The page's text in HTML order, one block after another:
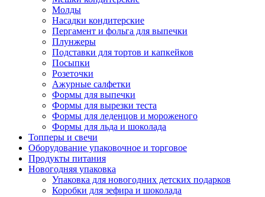
Молды
Насадки кондитерские
Пергамент и фольга для выпечки
Плунжеры
Подставки для тортов и капкейков
Посыпки
Розеточки
Ажурные салфетки
Формы для выпечки
Формы для вырезки теста
Формы для леденцов и мороженого
Формы для льда и шоколада
Топперы и свечи
Оборудование упаковочное и торговое
Продукты питания
Новогодняя упаковка
Упаковка для новогодних детских подарков
Коробки для зефира и шоколада